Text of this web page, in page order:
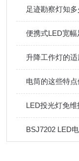
足迹勘察灯知多
升降工作灯的
电筒的这些特
BSJ7202 LED